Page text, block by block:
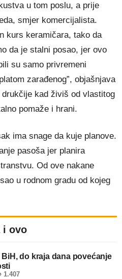
u tom poslu, a prije
smjer komercijalista.
kurs keramičara, tako da
da je stalni posao, jer ovo
su samo privremeni
zarađenog”, objašnjava
kad živiš od vlastitog
pomaže i hrani.
ima snage da kuje planove.
pasoša jer planira
Od ove nakane
u rodnom gradu od kojeg
i ovo
BiH, do kraja dana povećanje
1.407